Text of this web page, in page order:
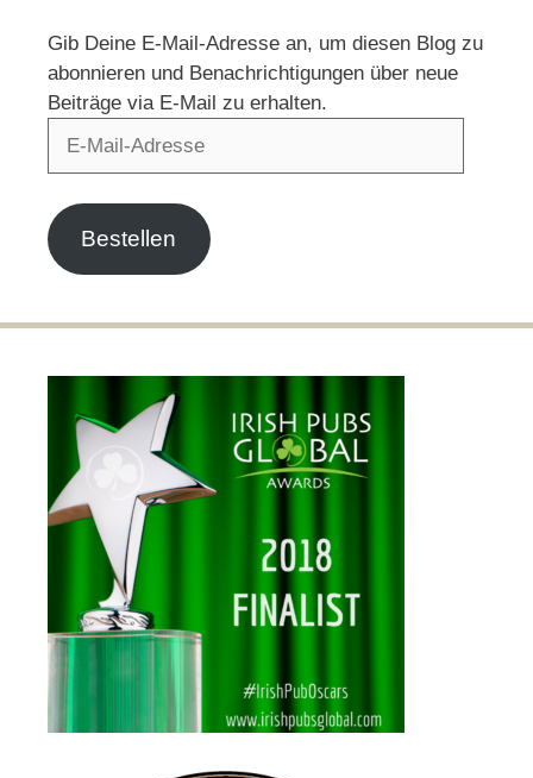
Gib Deine E-Mail-Adresse an, um diesen Blog zu
abonnieren und Benachrichtigungen über neue
Beiträge via E-Mail zu erhalten.
Bestellen